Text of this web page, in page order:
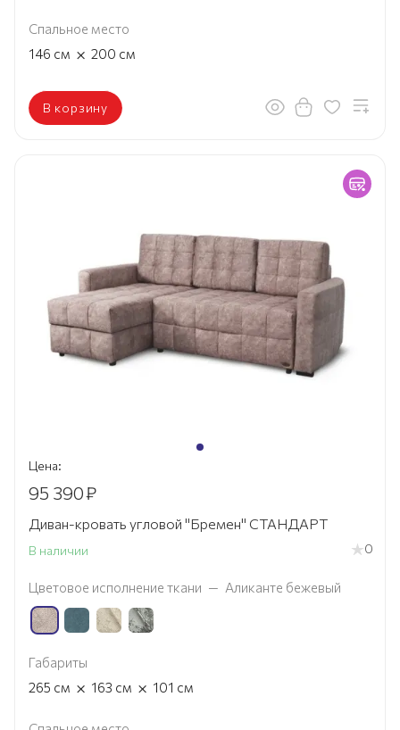
Спальное место
146 см × 200 см
В корзину
Цена:
95 390₽
Диван-кровать угловой "Бремен" СТАНДАРТ
В наличии 0
Цветовое исполнение ткани — Аликанте бежевый
Габариты
265 см × 163 см × 101 см